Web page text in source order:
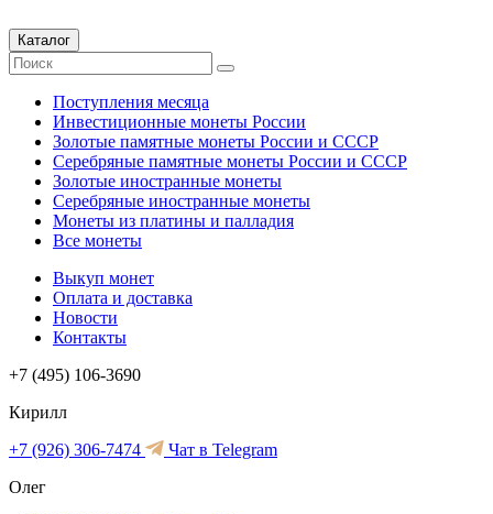
Каталог
Поступления месяца
Инвестиционные монеты России
Золотые памятные монеты России и СССР
Серебряные памятные монеты России и СССР
Золотые иностранные монеты
Серебряные иностранные монеты
Монеты из платины и палладия
Все монеты
Выкуп монет
Оплата и доставка
Новости
Контакты
+7 (495) 106-3690
Кирилл
+7 (926) 306-7474
Чат в Telegram
Олег